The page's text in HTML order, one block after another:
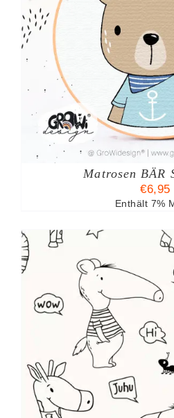
Matrosen BÄR
€6,95
Enthält 7%